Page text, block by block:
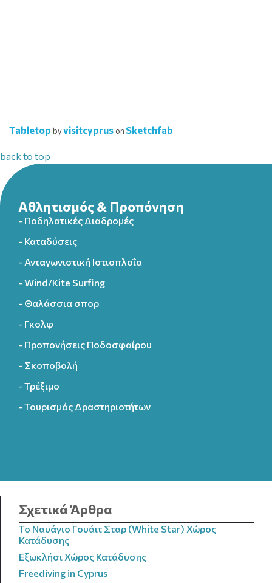
Tabletop byvisitcyprus on Sketchfab
back to top
Αθλητισμός & Προπόνηση
- Ποδηλατικές Διαδρομές
- Καταδύσεις
- Ανταγωνιστική Ιστιοπλοΐα
- Wind/Kite Surfing
- Θαλάσσια σπορ
- Γκολφ
- Προπονήσεις Ποδοσφαίρου
- Σκοποβολή
- Τρέξιμο
- Τουρισμός Δραστηριοτήτων
Σχετικά Άρθρα
Το Ναυάγιο Γουάιτ Σταρ (White Star) Χώρος
Κατάδυσης
Εξωκλήσι Χώρος Κατάδυσης
Freediving in Cyprus